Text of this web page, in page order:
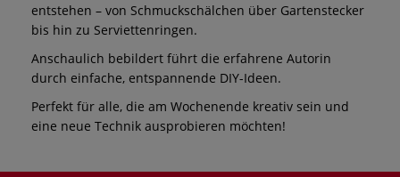
entstehen – von Schmuckschälchen über Gartenstecker
bis hin zu Serviettenringen.
Anschaulich bebildert führt die erfahrene Autorin
durch einfache, entspannende DIY-Ideen.
Perfekt für alle, die am Wochenende kreativ sein und
eine neue Technik ausprobieren möchten!